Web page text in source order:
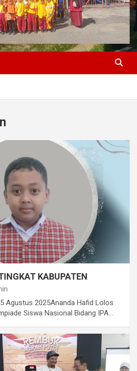
KABUPATEN
Agustus 2025Ananda Hafid Lolos
Siswa Nasional Bidang IPA…